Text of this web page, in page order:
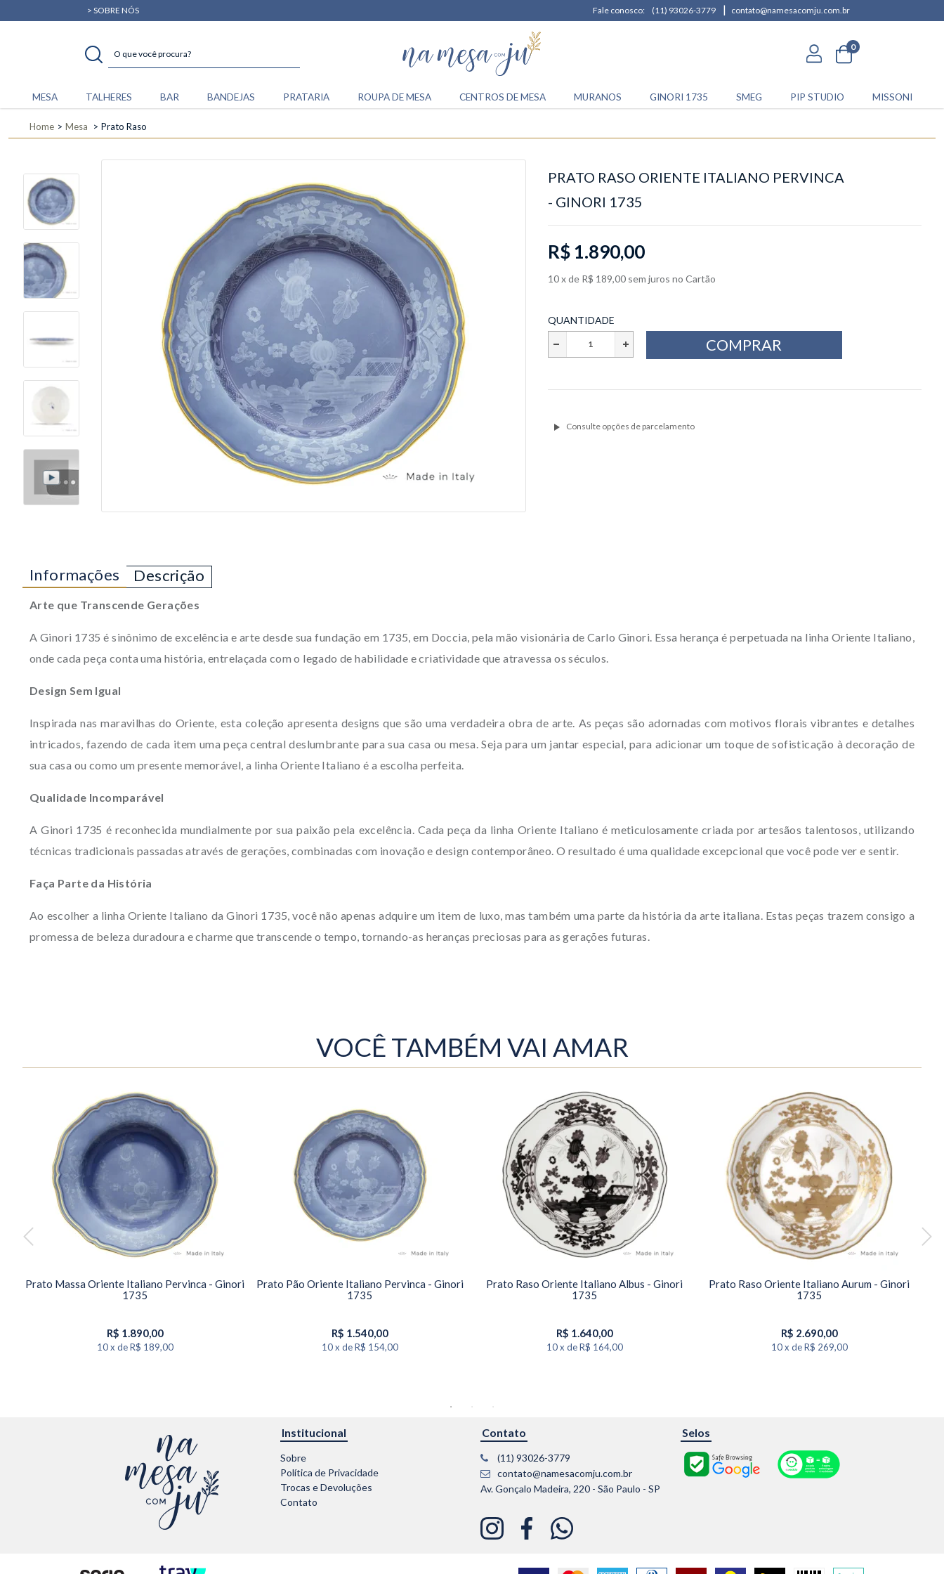
> SOBRE NÓS Fale conosco: (11) 93026-3779 | contato@namesacomju.com.br
0
MESA TALHERES BAR BANDEJAS PRATARIA ROUPA DE MESA CENTROS DE MESA MURANOS GINORI 1735 SMEG PIP STUDIO MISSONI
Home Mesa Prato Raso
PRATO RASO ORIENTE ITALIANO PERVINCA
- GINORI 1735
R$ 1.890,00
10 x de R$ 189,00 sem juros no Cartão
QUANTIDADE
Informações Descrição
Arte que Transcende Gerações
A Ginori 1735 é sinônimo de excelência e arte desde sua fundação em 1735, em Doccia, pela mão visionária de Carlo Ginori. Essa herança é perpetuada na linha Oriente Italiano,
onde cada peça conta uma história, entrelaçada com o legado de habilidade e criatividade que atravessa os séculos.
Design Sem Igual
Inspirada nas maravilhas do Oriente, esta coleção apresenta designs que são uma verdadeira obra de arte. As peças são adornadas com motivos florais vibrantes e detalhes
intricados, fazendo de cada item uma peça central deslumbrante para sua casa ou mesa. Seja para um jantar especial, para adicionar um toque de sofisticação à decoração de
sua casa ou como um presente memorável, a linha Oriente Italiano é a escolha perfeita.
Qualidade Incomparável
A Ginori 1735 é reconhecida mundialmente por sua paixão pela excelência. Cada peça da linha Oriente Italiano é meticulosamente criada por artesãos talentosos, utilizando
técnicas tradicionais passadas através de gerações, combinadas com inovação e design contemporâneo. O resultado é uma qualidade excepcional que você pode ver e sentir.
Faça Parte da História
Ao escolher a linha Oriente Italiano da Ginori 1735, você não apenas adquire um item de luxo, mas também uma parte da história da arte italiana. Estas peças trazem consigo a
promessa de beleza duradoura e charme que transcende o tempo, tornando-as heranças preciosas para as gerações futuras.
VOCÊ TAMBÉM VAI AMAR
Prato Massa Oriente Italiano Pervinca - Ginori
1735
R$ 1.890,00
10 x de R$ 189,00
Prato Pão Oriente Italiano Pervinca - Ginori
1735
R$ 1.540,00
10 x de R$ 154,00
Prato Raso Oriente Italiano Albus - Ginori
1735
R$ 1.640,00
10 x de R$ 164,00
Prato Raso Oriente Italiano Aurum - Ginori
1735
R$ 2.690,00
10 x de R$ 269,00
Institucional
Sobre
Política de Privacidade
Trocas e Devoluções
Contato
Contato
(11) 93026-3779
contato@namesacomju.com.br
Av. Gonçalo Madeira, 220 - São Paulo - SP
Selos